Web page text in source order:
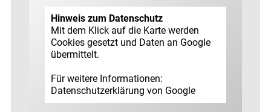
Hinweis zum Datenschutz
Mit dem Klick auf die Karte werden
Cookies gesetzt und Daten an Google
übermittelt.
Für weitere Informationen:
Datenschutz­erklärung von Google